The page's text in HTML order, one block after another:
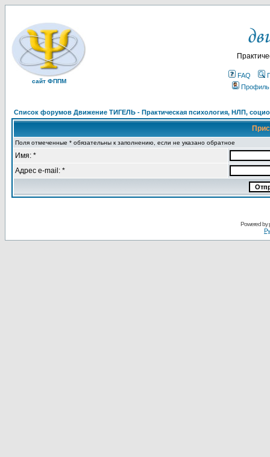
сайт ФППМ
FAQ
Профиль
Список форумов Движение ТИГЕЛЬ - Практическая психология, НЛП,
Поля отмеченные * обязательны к заполнению, если не указано обратное
Имя: *
Адрес e-mail: *
Powered by